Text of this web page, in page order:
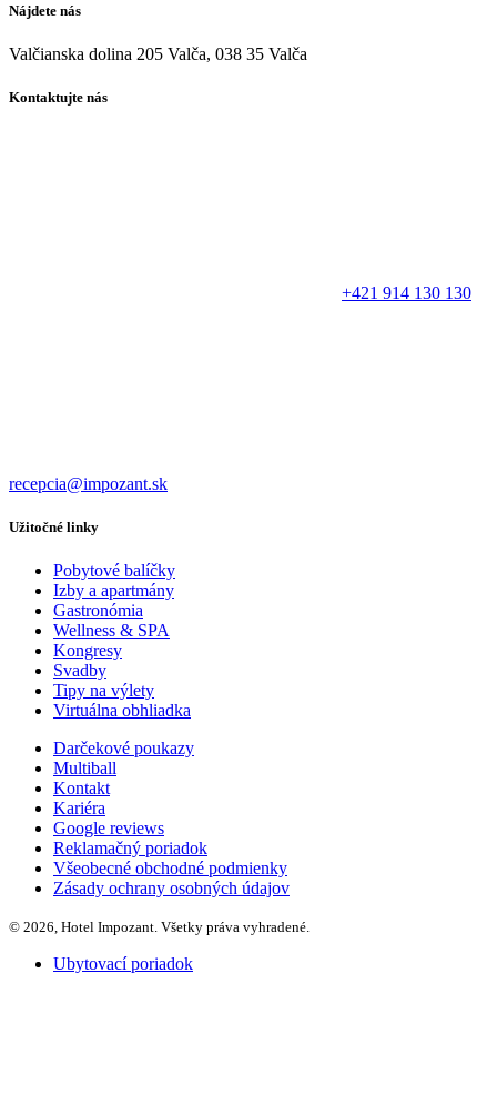
Nájdete nás
Valčianska dolina 205 Valča, 038 35 Valča
Kontaktujte nás
+421 914 130 130
recepcia@impozant.sk
Užitočné linky
Pobytové balíčky
Izby a apartmány
Gastronómia
Wellness & SPA
Kongresy
Svadby
Tipy na výlety
Virtuálna obhliadka
Darčekové poukazy
Multiball
Kontakt
Kariéra
Google reviews
Reklamačný poriadok
Všeobecné obchodné podmienky
Zásady ochrany osobných údajov
© 2026, Hotel Impozant. Všetky práva vyhradené.
Ubytovací poriadok